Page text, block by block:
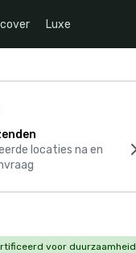
Luxe
locaties na en
voor duurzaamheid